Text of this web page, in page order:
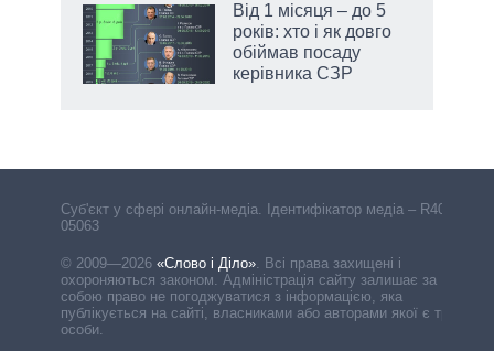
Від 1 місяця – до 5
років: хто і як довго
обіймав посаду
керівника СЗР
Cуб'єкт у сфері онлайн-медіа. Ідентифікатор медіа – R40-
05063
© 2009—2026 «Слово і Діло». Всі права захищені і
охороняються законом. Адміністрація сайту залишає за
собою право не погоджуватися з інформацією, яка
публікується на сайті, власниками або авторами якої є треті
особи.